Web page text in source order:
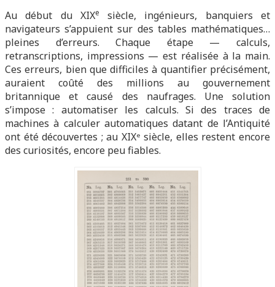
Au début du XIXe
siècle, ingénieurs, banquiers et
navigateurs s’appuient sur des tables mathématiques…
pleines d’erreurs. Chaque étape — calculs,
retranscriptions, impressions — est réalisée à la main.
Ces erreurs, bien que difficiles à quantifier précisément,
auraient coûté des millions au gouvernement
britannique et causé des naufrages. Une solution
s’impose : automatiser les calculs. Si des traces de
machines à calculer automatiques datant de l’Antiquité
ont été découvertes ; au XIXᵉ siècle, elles restent encore
des curiosités, encore peu fiables.